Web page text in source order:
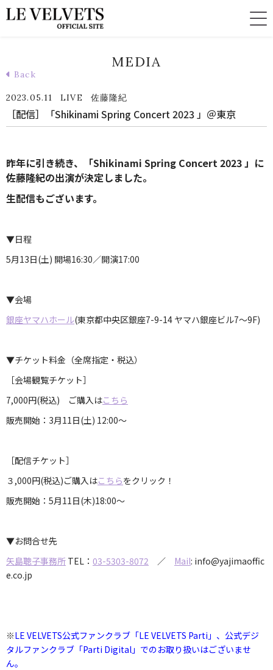
MEDIA
Back
2023.05.11 LIVE 佐藤隆紀
［配信］「Shikinami Spring Concert 2023 」＠東京
昨年に引き続き、「Shikinami Spring Concert 2023 」に
佐藤隆紀の出演が決定しました。
生配信もございます。
▼日程
5月13日(土) 開場16:30／開演17:00
▼会場
銀座ヤマハホール(東京都中央区銀座7-9-14 ヤマハ銀座ビル7～9F)
▼チケット料金（全席指定・税込）
［会場観覧チケット］
7,000円(税込) ご購入はこちら
販売開始：3月11日(土) 12:00～
［配信チケット］
３,000円(税込)ご購入はこちらをクリック！
販売開始：5月11日(木)18:00～
▼お問合せ先
矢島聰子事務所 TEL： 03-5303-8072 ／ Mail: info@yajimaoffic
e.co.jp
※LE VELVETS公式ファンクラブ「LE VELVETS Parti」、公式デジ
タルファンクラブ「Parti Digital」でのお取り扱いはございませ
ん。